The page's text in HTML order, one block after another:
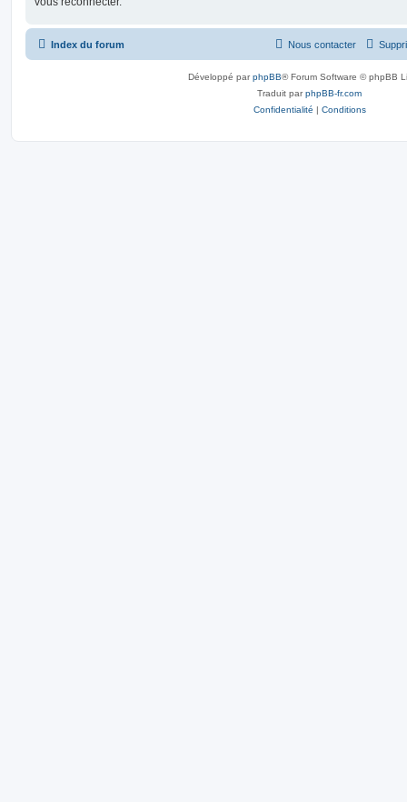
Index du forum Nous contacter
Développé parphpBB® Forum Software © phpBB
Traduit parphpBB-fr.com
Confidentialité | Conditions